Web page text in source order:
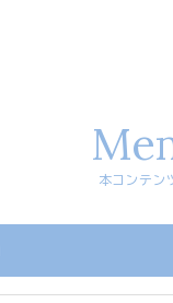
本コンテン